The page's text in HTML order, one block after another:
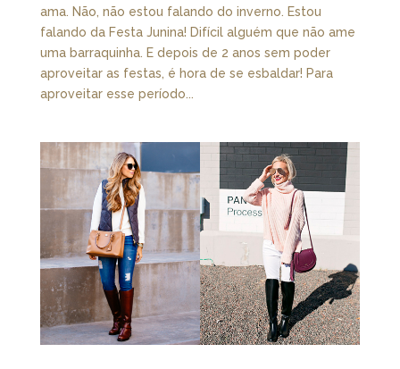
ama. Não, não estou falando do inverno. Estou
falando da Festa Junina! Difícil alguém que não ame
uma barraquinha. E depois de 2 anos sem poder
aproveitar as festas, é hora de se esbaldar! Para
aproveitar esse período...